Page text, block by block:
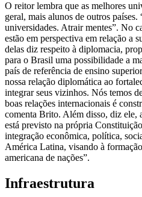
O reitor lembra que as melhores
geral, mais alunos de outros países.
universidades. Atrair mentes”. No
estão em perspectiva em relação a
delas diz respeito à diplomacia,
para o Brasil uma possibilidade a
país de referência de ensino
nossa relação diplomática ao
integrar seus vizinhos. Nós temos
boas relações internacionais é
comenta Brito. Além disso, diz ele,
está previsto na própria
integração econômica, política,
América Latina, visando à
americana de nações”.
Infraestrutura